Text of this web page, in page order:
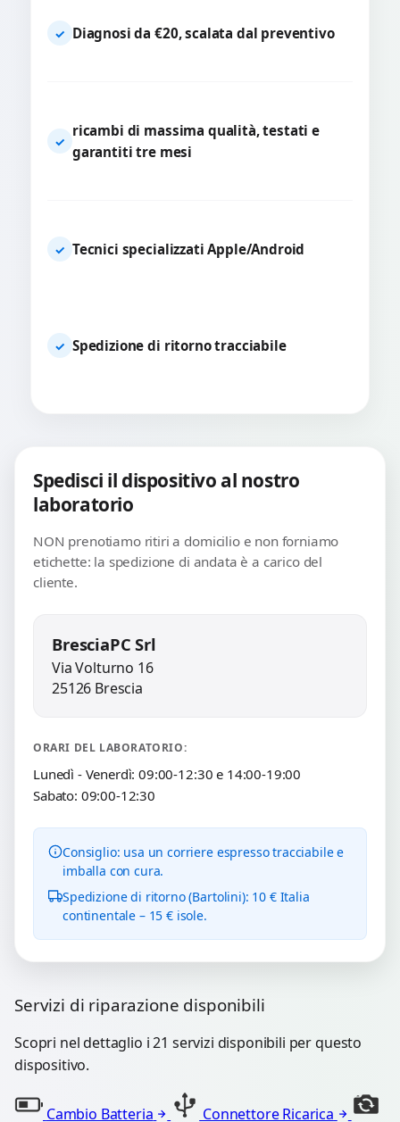
✓ Diagnosi da €20, scalata dal preventivo
✓
ricambi di massima qualità, testati e
garantiti tre mesi
✓ Tecnici specializzati Apple/Android
✓ Spedizione di ritorno tracciabile
Spedisci il dispositivo al nostro
laboratorio
NON prenotiamo ritiri a domicilio e non forniamo
etichette: la spedizione di andata è a carico del
cliente.
BresciaPC Srl
Via Volturno 16
25126 Brescia
ORARI DEL LABORATORIO:
Lunedì - Venerdì: 09:00-12:30 e 14:00-19:00
Sabato: 09:00-12:30
Consiglio: usa un corriere espresso tracciabile e
imballa con cura.
Spedizione di ritorno (Bartolini): 10 € Italia
continentale – 15 € isole.
Servizi di riparazione disponibili
Scopri nel dettaglio i 21 servizi disponibili per questo
dispositivo.
Cambio Batteria
Connettore Ricarica